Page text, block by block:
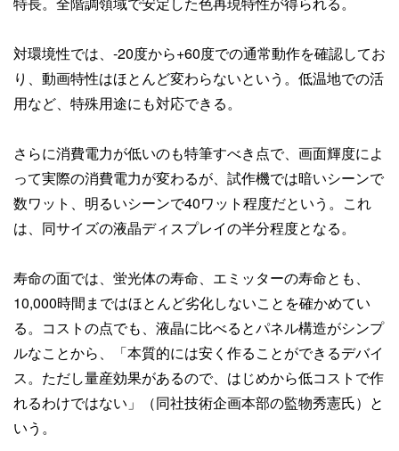
対環境性では、-20度から+60度での通常動作を確認してお
り、動画特性はほとんど変わらないという。低温地での活
用など、特殊用途にも対応できる。
さらに消費電力が低いのも特筆すべき点で、画面輝度によ
って実際の消費電力が変わるが、試作機では暗いシーンで
数ワット、明るいシーンで40ワット程度だという。これ
は、同サイズの液晶ディスプレイの半分程度となる。
寿命の面では、蛍光体の寿命、エミッターの寿命とも、
10,000時間まではほとんど劣化しないことを確かめてい
る。コストの点でも、液晶に比べるとパネル構造がシンプ
ルなことから、「本質的には安く作ることができるデバイ
ス。ただし量産効果があるので、はじめから低コストで作
れるわけではない」（同社技術企画本部の監物秀憲氏）と
いう。